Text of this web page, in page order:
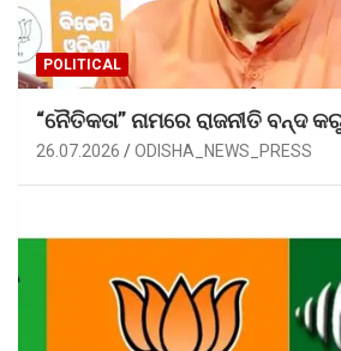
POLITICAL
“ନୈତିକତା” ନାମରେ ରାଜନୀତି ବନ୍ଦ
26.07.2026 ODISHA_NEWS_PRESS